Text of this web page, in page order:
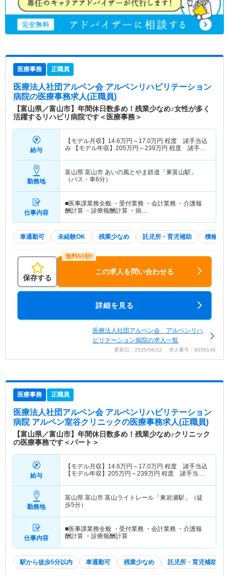
医療事務 正職員
医療法人社団アルペン会 アルペンリハビリテーション
病院の医療事務求人(正職員)
【富山県／富山市】年間休日数多め！残業少なめ♪女性が多く
活躍するリハビリ病院です＜医療事務＞
給与
【モデル月収】 14.6万円～ 17.0万円 程度 諸手当込
み 【モデル年収】 205万円～239万円 程度 諸手
勤務地
富山県 富山市 あいの風とやま鉄道「東富山駅」
（バス・車6分）
仕事内容
■医事課業務全般 ・受付業務 ・会計業務 ・介護報
酬計算 ・診療報酬計算 ・病…
車通勤可 未経験OK 残業少なめ 託児所・育児補助 積極採
保存する
この求人を問い合わせる
詳細を見る
医療法人社団アルペン会 アルペンリハ
ビリテーション病院の求人一覧
更新日：2025/06/12 求人番号：9056146
医療事務 正職員
医療法人社団アルペン会 アルペンリハビリテーション
病院 アルペン室谷クリニックの医療事務求人(正職員)
【富山県／富山市】年間休日数多め！残業少なめ♪クリニック
の医療事務です＜パート＞
給与
【モデル月収】 14.6万円～ 17.0万円 程度 諸手当込
【モデル年収】 205万円～239万円 程度 諸手当・
勤務地
富山県 富山市 富山ライトレール「東岩瀬駅」（徒
歩5分）
仕事内容
■医事課業務全般 ・受付業務 ・会計業務 ・介護報
酬計算 ・診療報酬計算
駅から徒歩5分以内 車通勤可 残業少なめ 託児所・育児補助